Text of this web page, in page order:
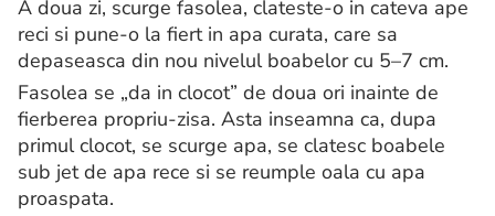
A doua zi, scurge fasolea, clateste-o in cateva ape
reci si pune-o la fiert in apa curata, care sa
depaseasca din nou nivelul boabelor cu 5–7 cm.
Fasolea se „da in clocot” de doua ori inainte de
fierberea propriu-zisa. Asta inseamna ca, dupa
primul clocot, se scurge apa, se clatesc boabele
sub jet de apa rece si se reumple oala cu apa
proaspata.